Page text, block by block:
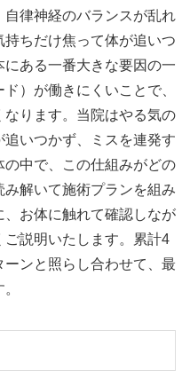
律神経のバランスが乱れ
ちだけ焦って体が追いつ
ある一番大きな要因の一
）が働きにくいことで、
ります。当院はやる気の
いつかず、ミスを連発す
中で、この仕組みがどの
解いて施術プランを組み
お体に触れて確認しなが
説明いたします。累計4
ンと照らし合わせて、最